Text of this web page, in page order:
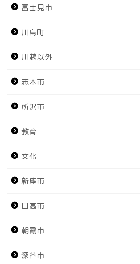
富士見市
川島町
川越以外
志木市
所沢市
教育
文化
新座市
日高市
朝霞市
深谷市